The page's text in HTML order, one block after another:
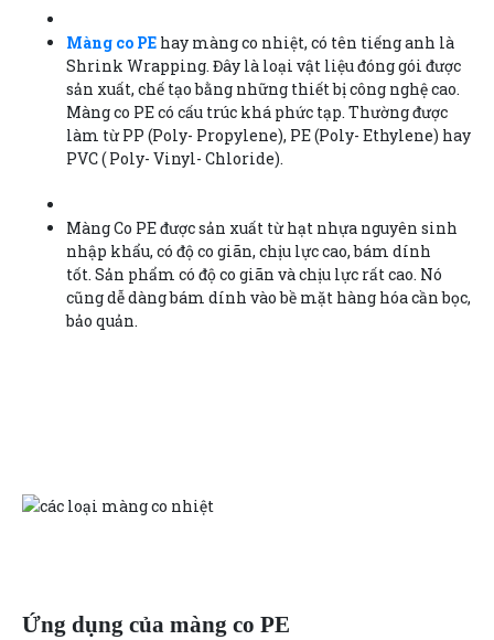
Màng co PE hay màng co nhiệt, có tên tiếng anh là
Shrink Wrapping. Đây là loại vật liệu đóng gói được
sản xuất, chế tạo bằng những thiết bị công nghệ cao.
Màng co PE có cấu trúc khá phức tạp. Thường được
làm từ PP (Poly- Propylene), PE (Poly- Ethylene) hay
PVC ( Poly- Vinyl- Chloride).
Màng Co PE được sản xuất từ hạt nhựa nguyên sinh
nhập khẩu, có độ co giãn, chịu lực cao, bám dính
tốt. Sản phẩm có độ co giãn và chịu lực rất cao. Nó
cũng dễ dàng bám dính vào bề mặt hàng hóa cần bọc,
bảo quản.
Ứng dụng của màng co PE